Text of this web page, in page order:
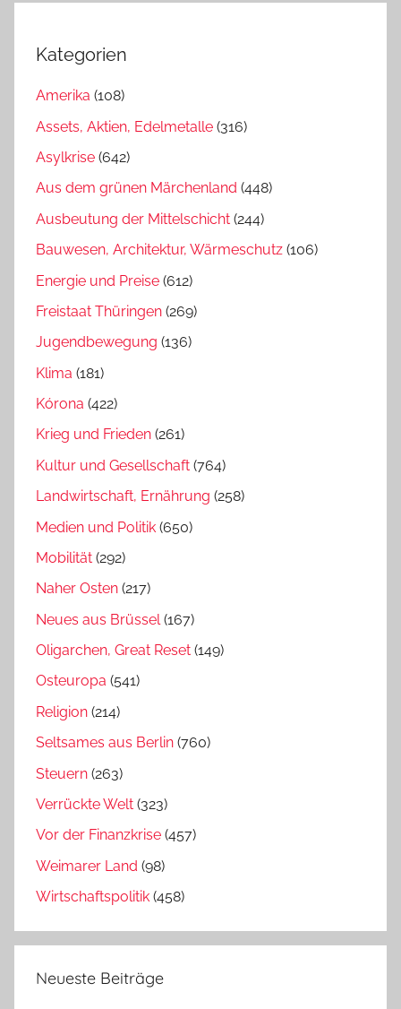
Kategorien
Amerika (108)
Assets, Aktien, Edelmetalle (316)
Asylkrise (642)
Aus dem grünen Märchenland (448)
Ausbeutung der Mittelschicht (244)
Bauwesen, Architektur, Wärmeschutz (106)
Energie und Preise (612)
Freistaat Thüringen (269)
Jugendbewegung (136)
Klima (181)
Kórona (422)
Krieg und Frieden (261)
Kultur und Gesellschaft (764)
Landwirtschaft, Ernährung (258)
Medien und Politik (650)
Mobilität (292)
Naher Osten (217)
Neues aus Brüssel (167)
Oligarchen, Great Reset (149)
Osteuropa (541)
Religion (214)
Seltsames aus Berlin (760)
Steuern (263)
Verrückte Welt (323)
Vor der Finanzkrise (457)
Weimarer Land (98)
Wirtschaftspolitik (458)
Neueste Beiträge